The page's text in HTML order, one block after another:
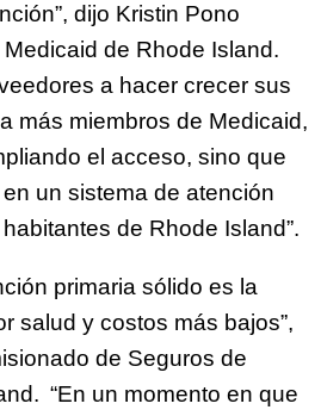
dijo Kristin Pono
de Rhode Island.
a hacer crecer sus
más miembros de Medicaid,
el acceso, sino que
un sistema de atención
de Rhode Island”.
primaria sólido es la
salud y costos más bajos”,
de Seguros de
“En un momento en que